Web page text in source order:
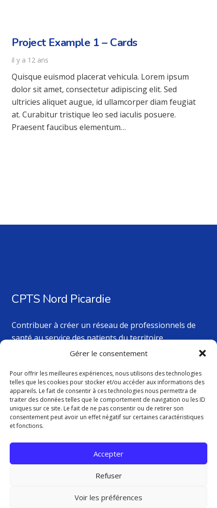
Gérer le consentement
Pour offrir les meilleures expériences, nous utilisons des technologies
telles que les cookies pour stocker et/ou accéder aux informations des
appareils. Le fait de consentir à ces technologies nous permettra de
traiter des données telles que le comportement de navigation ou les ID
uniques sur ce site. Le fait de ne pas consentir ou de retirer son
consentement peut avoir un effet négatif sur certaines caractéristiques
et fonctions.
Accepter
Refuser
Voir les préférences
Project Example 1 – Cards
il y a 12 ans
Quisque euismod placerat vehicula. Lorem ipsum
dolor sit amet, consectetur adipiscing elit. Sed
ultricies aliquet augue, id ullamcorper diam feugiat
at. Curabitur tristique leo sed iaculis posuere.
Praesent faucibus elementum…
CPTS Nord Picardie
Contribuer à créer un réseau de professionnels de
santé au service des patients du territoire.
Nos dernières actualités
Activités de l’Espace Ressources Cancers à Amiens –
Planning AOUT 2026
Newsletter de la CPTS Nord Picardie
23 Juin à 17h43